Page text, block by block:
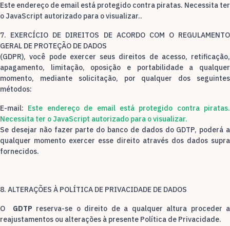
Este endereço de email está protegido contra piratas. Necessita ter
o JavaScript autorizado para o visualizar..
7. EXERCÍCIO DE DIREITOS DE ACORDO COM O REGULAMENTO
GERAL DE PROTEÇÃO DE DADOS
(GDPR), você pode exercer seus direitos de acesso, retificação,
apagamento, limitação, oposição e portabilidade a qualquer
momento, mediante solicitação, por qualquer dos seguintes
métodos:
E-mail: Este endereço de email está protegido contra piratas.
Necessita ter o JavaScript autorizado para o visualizar.
Se desejar não fazer parte do banco de dados do GDTP, poderá a
qualquer momento exercer esse direito através dos dados supra
fornecidos.
8. ALTERAÇÕES À POLÍTICA DE PRIVACIDADE DE DADOS
O GDTP reserva-se o direito de a qualquer altura proceder a
reajustamentos ou alterações à presente Política de Privacidade.